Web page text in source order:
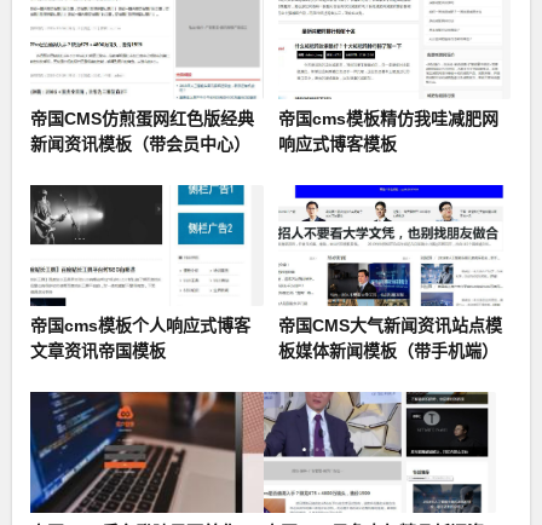
帝国CMS仿煎蛋网红色版经典
新闻资讯模板（带会员中心）
帝国cms模板精仿我哇减肥网
响应式博客模板
帝国cms模板个人响应式博客
文章资讯帝国模板
帝国CMS大气新闻资讯站点模
板媒体新闻模板（带手机端）